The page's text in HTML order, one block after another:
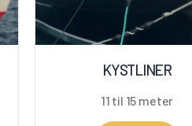
KYSTLINER
11 til 15 meter